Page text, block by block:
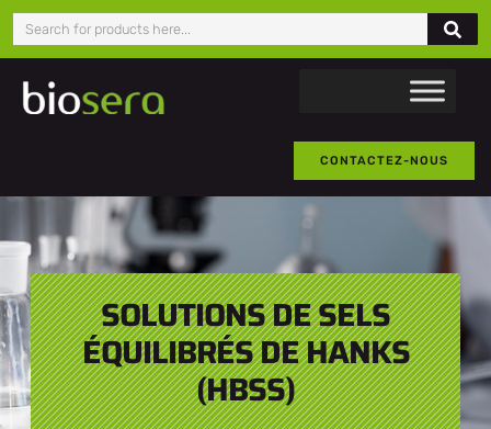
CONTACTEZ-NOUS
SOLUTIONS DE SELS
ÉQUILIBRÉS DE HANKS
(HBSS)